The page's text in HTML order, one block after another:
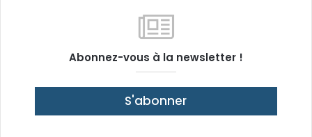
Abonnez-vous à la newsletter !
S'abonner